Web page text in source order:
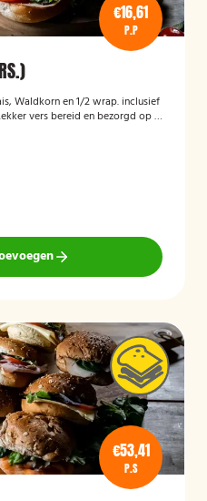
€16,61
P.P
Waldkorn en 1/2 wrap. inclusief
vers bereid en bezorgd op je
€53,41
P.S